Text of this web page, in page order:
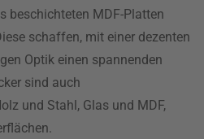
beschichteten MDF-Platten
schaffen, mit einer dezenten
Optik einen spannenden
sind auch
und Stahl, Glas und MDF,